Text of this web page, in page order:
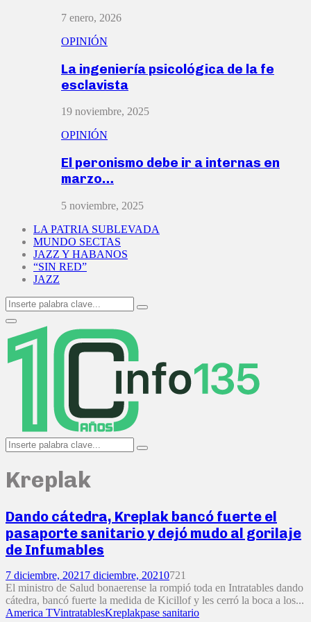
7 enero, 2026
OPINIÓN
La ingeniería psicológica de la fe
esclavista
19 noviembre, 2025
OPINIÓN
El peronismo debe ir a internas en
marzo…
5 noviembre, 2025
LA PATRIA SUBLEVADA
MUNDO SECTAS
JAZZ Y HABANOS
“SIN RED”
JAZZ
Search
for:
Search
Primary
Menu
Search
for:
Search
Kreplak
Dando cátedra, Kreplak bancó fuerte el
pasaporte sanitario y dejó mudo al gorilaje
de Infumables
7 diciembre, 2021 7 diciembre, 20210721
El ministro de Salud bonaerense la rompió toda en Intratables dando
cátedra, bancó fuerte la medida de Kicillof y les cerró la boca a los...
America TVintratablesKreplakpase sanitario